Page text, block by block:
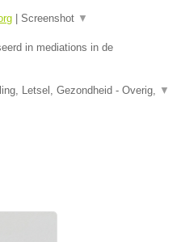
Screenshot ▼
in mediations in de
Letsel, Gezondheid - Overig, ▼